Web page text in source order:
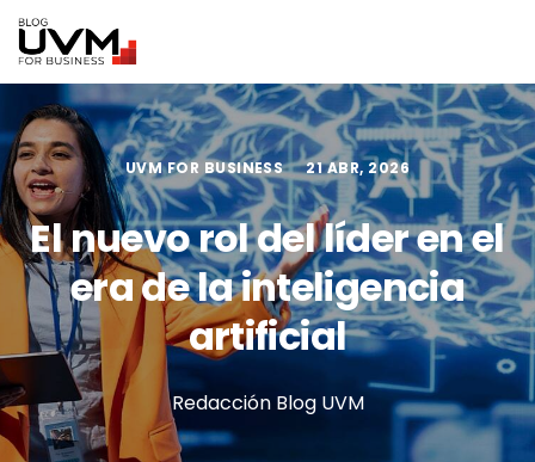
UVM FOR BUSINESS 21 ABR, 2026
El nuevo rol del líder en el
era de la inteligencia
artificial
Redacción Blog UVM